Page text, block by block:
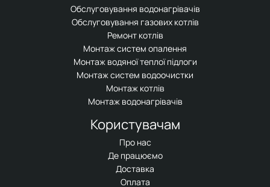
Обслуговування водонагрівачів
Обслуговування газових котлів
Ремонт котлів
Монтаж систем опалення
Монтаж водяної теплої підлоги
Монтаж систем водоочистки
Монтаж котлів
Монтаж водонагрівачів
Користувачам
Про нас
Де працюємо
Доставка
Оплата